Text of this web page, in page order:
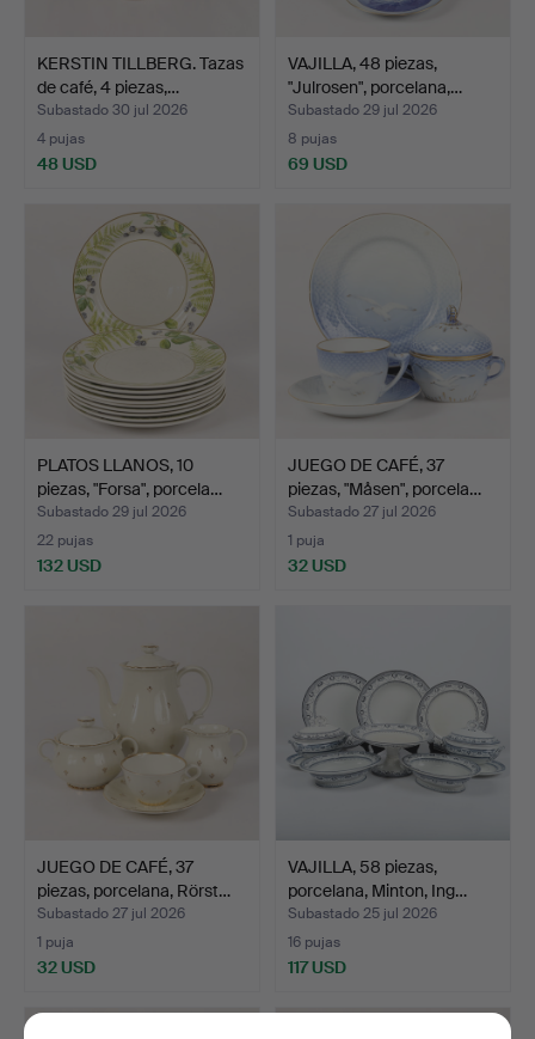
KERSTIN TILLBERG. Tazas
de café, 4 piezas,…
Subastado 30 jul 2026
4 pujas
48 USD
VAJILLA, 48 piezas,
"Julrosen", porcelana,…
Subastado 29 jul 2026
8 pujas
69 USD
PLATOS LLANOS, 10
piezas, "Forsa", porcela…
Subastado 29 jul 2026
22 pujas
132 USD
JUEGO DE CAFÉ, 37
piezas, "Måsen", porcela…
Subastado 27 jul 2026
1 puja
32 USD
JUEGO DE CAFÉ, 37
piezas, porcelana, Rörst…
Subastado 27 jul 2026
1 puja
32 USD
VAJILLA, 58 piezas,
porcelana, Minton, Ing…
Subastado 25 jul 2026
16 pujas
117 USD